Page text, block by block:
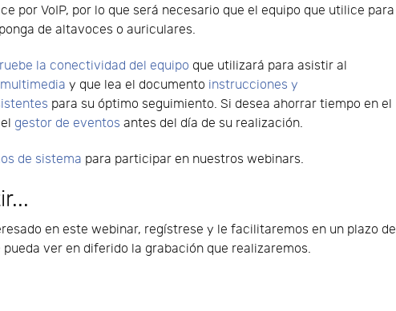
por VoIP, por lo que será necesario que el equipo que utilice para
de altavoces o auriculares.
la conectividad del equipo que utilizará para asistir al
y que lea el documento instrucciones y
para su óptimo seguimiento. Si desea ahorrar tiempo en el
gestor de eventos antes del día de su realización.
de sistema para participar en nuestros webinars.
en este webinar, regístrese y le facilitaremos en un plazo de
ver en diferido la grabación que realizaremos.